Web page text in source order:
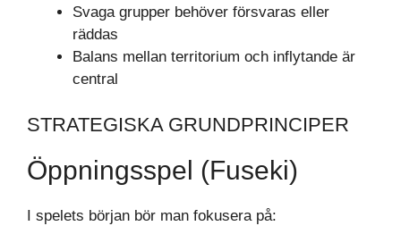
Svaga grupper behöver försvaras eller
räddas
Balans mellan territorium och inflytande är
central
STRATEGISKA GRUNDPRINCIPER
Öppningsspel (Fuseki)
I spelets början bör man fokusera på: